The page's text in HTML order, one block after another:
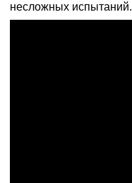
несложных испытаний.